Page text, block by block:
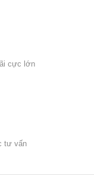
cực lớn
tư vấn